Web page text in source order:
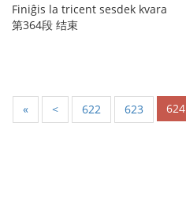
Finiĝis la tricent sesdek kvara
第364段 结束
« < 622 623 624